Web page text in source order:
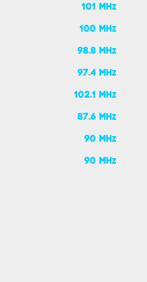
101 MHz
100 MHz
98.8 MHz
97.4 MHz
102.1 MHz
87.6 MHz
90 MHz
90 MHz